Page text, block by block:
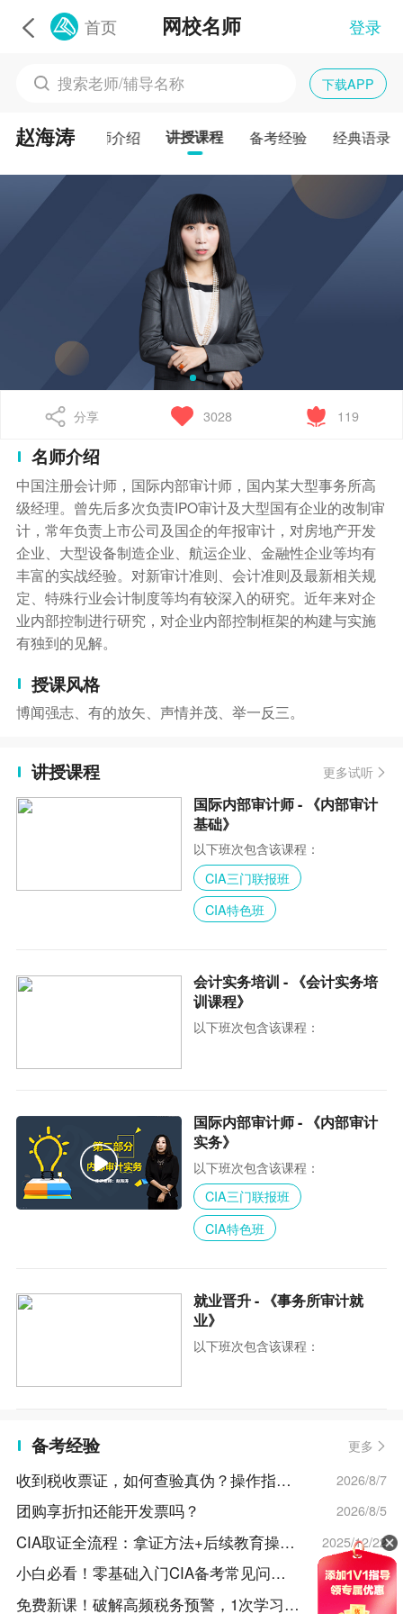
首页 网校名师 登录
下载APP
赵海涛 名师介绍 讲授课程 备考经验 经典语录
分享 3028 119
名师介绍
中国注册会计师，国际内部审计师，国内某大型事务所高
级经理。曾先后多次负责IPO审计及大型国有企业的改制审
计，常年负责上市公司及国企的年报审计，对房地产开发
企业、大型设备制造企业、航运企业、金融性企业等均有
丰富的实战经验。对新审计准则、会计准则及最新相关规
定、特殊行业会计制度等均有较深入的研究。近年来对企
业内部控制进行研究，对企业内部控制框架的构建与实施
有独到的见解。
授课风格
博闻强志、有的放矢、声情并茂、举一反三。
讲授课程 更多试听
国际内部审计师 - 《内部审计
基础》
以下班次包含该课程：
CIA三门联报班
CIA特色班
会计实务培训 - 《会计实务培
训课程》
以下班次包含该课程：
国际内部审计师 - 《内部审计
实务》
以下班次包含该课程：
CIA三门联报班
CIA特色班
就业晋升 - 《事务所审计就
业》
以下班次包含该课程：
备考经验 更多
收到税收票证，如何查验真伪？操作指南来了！ 2026/8/7
团购享折扣还能开发票吗？ 2026/8/5
CIA取证全流程：拿证方法+后续教育操作指南！ 2025/12/22
小白必看！零基础入门CIA备考常见问题汇总！ 2025/12/22
免费新课！破解高频税务预警，1次学习，7大涉税风险全拆解！ 2026/8/3
客服